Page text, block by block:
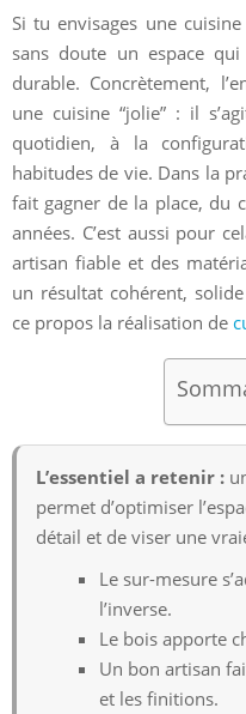
Si tu envisages une
sans doute un espace
durable. Concrètement,
une cuisine “jolie” : il
quotidien, à la
habitudes de vie. Dans la
fait gagner de la place, du
années. C’est aussi pour
artisan fiable et des
un résultat cohérent,
ce propos la réalisation de
L’essentiel a retenir :
permet d’optimiser
détail et de viser une
Le sur-mesure
l’inverse.
Le bois apporte
Un bon artisan
et les finitions.